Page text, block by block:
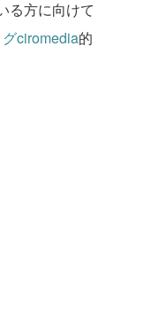
る方に向けて
ciromedia的